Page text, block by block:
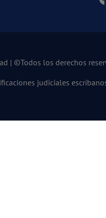
| ©Todos los derechos
judiciales